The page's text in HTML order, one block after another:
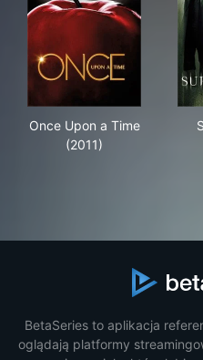
Once Upon a Time
(2011)
BetaSeries to aplikacja
oglądają platformy